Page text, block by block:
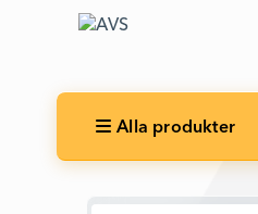
Alla produkter